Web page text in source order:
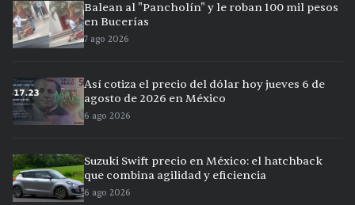
Balean al "Pancholín" y le roban 100 mil pesos
en Bucerías
7 ago 2026
Así cotiza el precio del dólar hoy jueves 6 de
agosto de 2026 en México
6 ago 2026
Suzuki Swift precio en México: el hatchback
que combina agilidad y eficiencia
6 ago 2026